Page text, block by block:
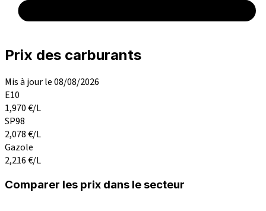
Prix des carburants
Mis à jour le 08/08/2026
E10
1,970€/L
SP98
2,078€/L
Gazole
2,216€/L
Comparer les prix dans le secteur